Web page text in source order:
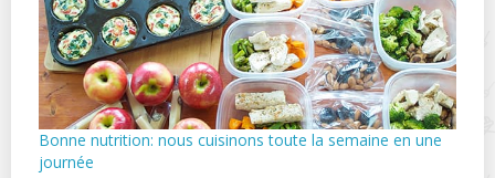
Bonne nutrition: nous cuisinons toute la semaine en une
journée